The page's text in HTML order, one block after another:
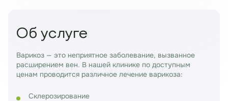
Об услуге
Варикоз — это неприятное заболевание, вызванное
расширением вен. В нашей клинике по доступным
ценам проводится различное лечение варикоза:
Склерозирование